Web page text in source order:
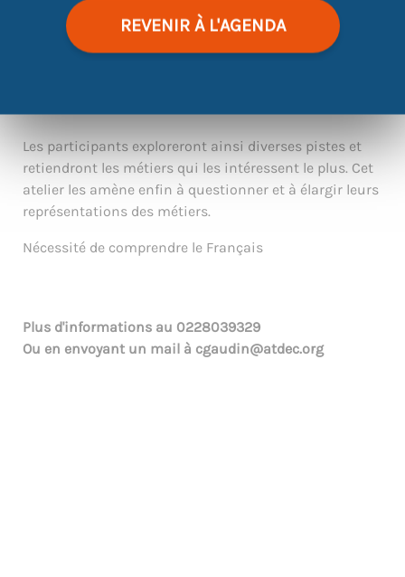
REVENIR À L'AGENDA
Leaflet |©OpenStreetMapcontributors
Les participants exploreront ainsi diverses pistes et
retiendront les métiers qui les intéressent le plus. Cet
atelier les amène enfin à questionner et à élargir leurs
représentations des métiers.
Nécessité de comprendre le Français
Plus d'informations au 0228039329
Ou en envoyant un mail à cgaudin@atdec.org